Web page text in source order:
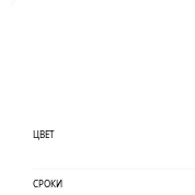
ЦВЕТ
СРОКИ